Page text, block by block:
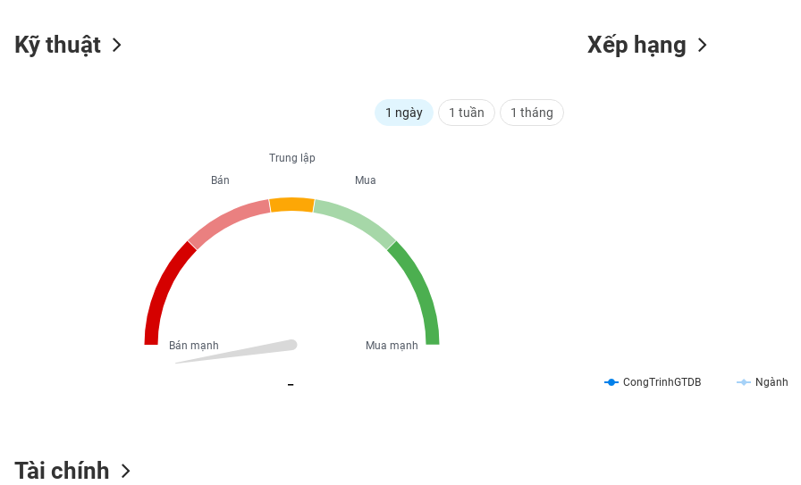
Kỹ thuật
1 ngày 1 tuần 1 tháng
Trung lập
Mua
Mua mạnh
Bán
Bán mạnh
Xếp hạng
CongTrinhGTDB Ngành
Tài chính
TƯ